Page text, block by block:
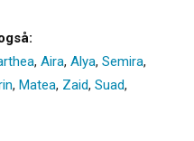
, Aira, Alya, Semira,
, Matea, Zaid, Suad,